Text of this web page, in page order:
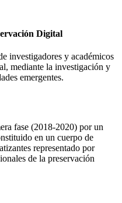
Digital
investigadores y académicos
mediante la investigación y
emergentes.
fase (2018-2020) por un
en un cuerpo de
representado por
de la preservación